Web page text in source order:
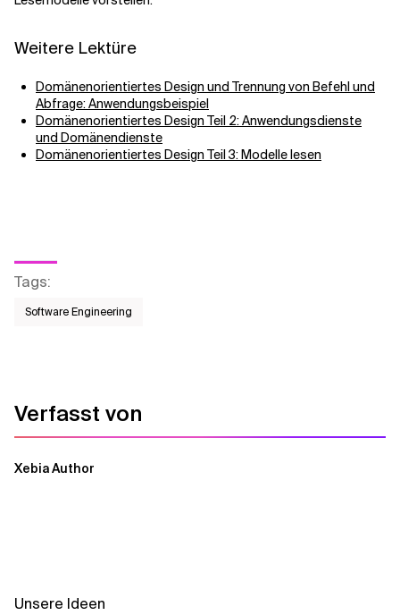
Weitere Lektüre
Domänenorientiertes Design und Trennung von Befehl und
Abfrage: Anwendungsbeispiel
Domänenorientiertes Design Teil 2: Anwendungsdienste
und Domänendienste
Domänenorientiertes Design Teil 3: Modelle lesen
Tags:
Software Engineering
Verfasst von
Xebia Author
Unsere Ideen